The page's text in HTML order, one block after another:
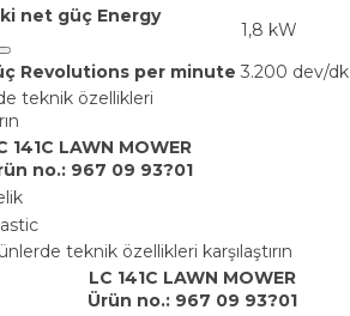
net güç Energy
1,8 kW
Revolutions per minute 3.200 dev/dk
teknik özellikleri
141C LAWN MOWER
no.: 967 09 93?01
teknik özellikleri karşılaştırın
LC 141C LAWN MOWER
Ürün no.: 967 09 93?01